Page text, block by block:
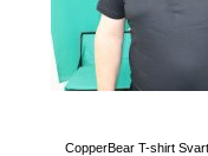
CopperBear T-shirt